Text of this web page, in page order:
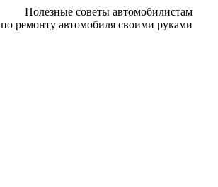
Полезные советы автомобилистам
по ремонту автомобиля своими руками